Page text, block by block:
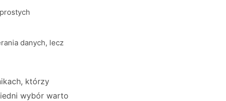
danych, lecz
którzy
wybór warto